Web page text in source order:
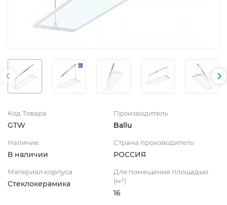
Код Товара
GTW
Производитель
Ballu
Наличие:
В наличии
Страна производитель
РОССИЯ
Материал корпуса
Стеклокерамика
Для помещения площадью
(м²)
16